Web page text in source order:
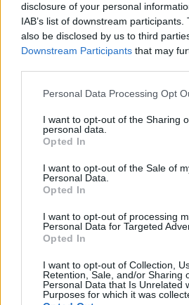
disclosure of your personal
IAB’s list of downstream
also be disclosed by us to third
Downstream Participants that may
Personal Data Processing Opt
I want to opt-out of the Sharing
personal data.
Opted In
I want to opt-out of the Sale of
Personal Data.
Opted In
I want to opt-out of processing
Personal Data for Targeted
Opted In
I want to opt-out of Collection,
Retention, Sale, and/or Sharing
Personal Data that Is Unrelated
Purposes for which it was
Cześć, bardzo proszę o
już zaczynam opadać z sił i
Podejrzewam u
(chyba paranoidalną) w jej
starszy brat został
przypadłością. Narzeczona
roku w losowych momentach
"piszczenie w uszach"
opisać. Rok temu mówiła,
bezpiecznie w pracy, że ludzie
otoczenia chcą jej uprzykrzyć
(a wiem że była lubiana w
część tych osób). Później
odnośnie możliwości
telefonu (czy tak się da i czy
jej tak zrobić) oraz pozycji
psychologa albo psychiatry
zwolnienie z pracy bo nie
Forum:
han solo
Urojenia, lęki i
Cześć Cierpie na
Ludzie się patrzą na mnie
kosmite, mam poczucie że są
autobusem i ludzie gadają to
na mój temat. Macie takie
jak sobie
Forum:
POWIĄZANE